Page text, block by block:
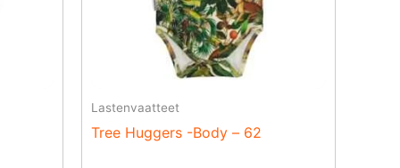
Lastenvaatteet
Tree Huggers -Body – 62